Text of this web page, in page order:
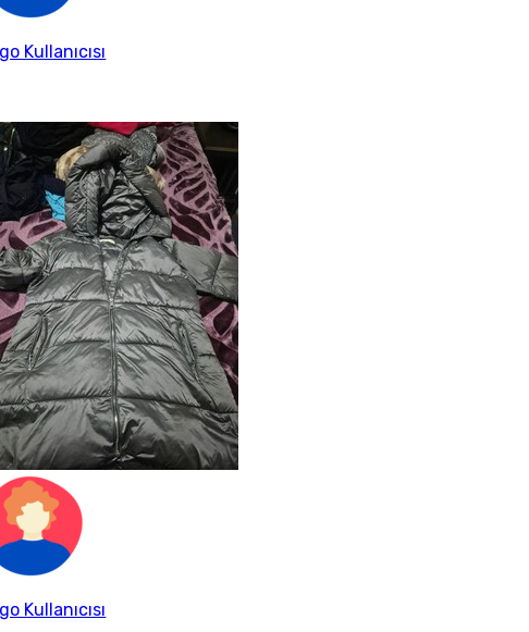
Kullanıcısı
Kullanıcısı